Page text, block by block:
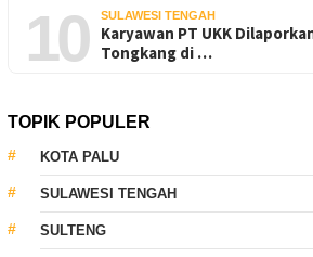
10 SULAWESI TENGAH
Karyawan PT UKK
Tongkang di …
TOPIK POPULER
KOTA PALU
SULAWESI TENGAH
SULTENG